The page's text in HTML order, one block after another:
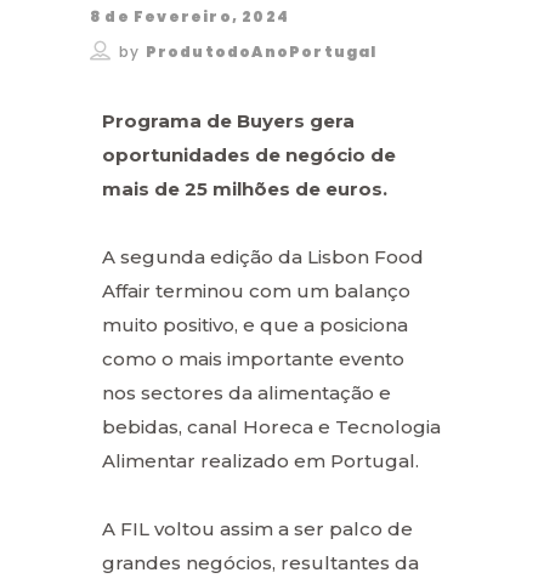
8 de Fevereiro, 2024
by ProdutodoAnoPortugal
Programa de Buyers gera
oportunidades de negócio de
mais de 25 milhões de euros.
A segunda edição da Lisbon Food
Affair terminou com um balanço
muito positivo, e que a posiciona
como o mais importante evento
nos sectores da alimentação e
bebidas, canal Horeca e Tecnologia
Alimentar realizado em Portugal.
A FIL voltou assim a ser palco de
grandes negócios, resultantes da